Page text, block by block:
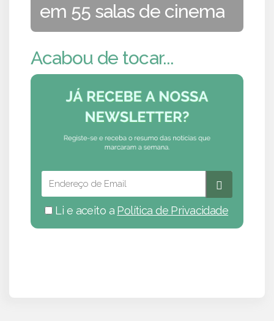
em 55 salas de cinema
Acabou de tocar...
Li e aceito a Política de Privacidade